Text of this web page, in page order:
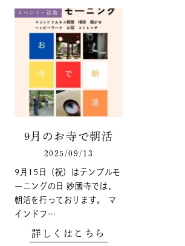
イベント・活動
9月のお寺で朝活
2025/09/13
9月15日（祝）はテンプルモ
ーニングの日 妙國寺では、
朝活を行っております。 マ
インドフ…
詳しくはこちら